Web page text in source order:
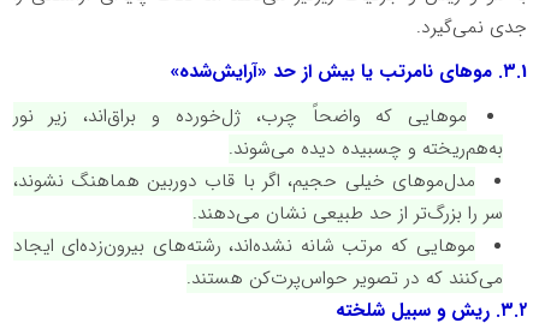
جدی نمی‌گیرد.
۳.1. موهای نامرتب یا بیش از حد «آرایش‌شده»
موهایی که واضحاً چرب، ژل‌خورده و براق‌اند، زیر نور
به‌هم‌ریخته و چسبیده دیده می‌شوند.
مدل‌موهای خیلی حجیم، اگر با قاب دوربین هماهنگ نشوند،
سر را بزرگ‌تر از حد طبیعی نشان می‌دهند.
موهایی که مرتب شانه نشده‌اند، رشته‌های بیرون‌زده‌ای ایجاد
می‌کنند که در تصویر حواس‌پرت‌کن هستند.
۳.۲. ریش و سبیل شلخته